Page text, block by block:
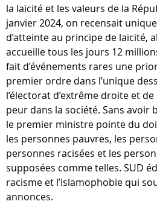
la laïcité et les valeurs de la
janvier 2024, on recensait
d’atteinte au principe de laïcité,
accueille tous les jours 12
fait d’événements rares une
premier ordre dans l’unique
l’électorat d’extrême droite et
peur dans la société. Sans avoir
le premier ministre pointe du
les personnes pauvres, les
personnes racisées et les
supposées comme telles. SUD
racisme et l’islamophobie qui
annonces.